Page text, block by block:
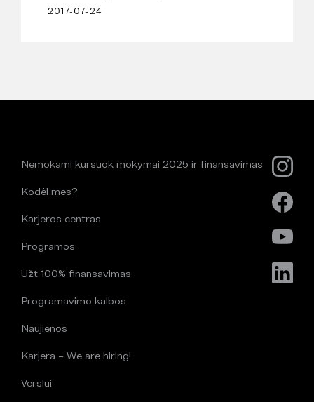
2017-07-24
Nemokami kursuok mokymai 2025 ir finansavimas
Kodėl mes?
Karjeros centras
Programos
Užt 100% finansavimas
Programavimo kalbos
Naujienos
Karjera – We are hiring!
Verslui